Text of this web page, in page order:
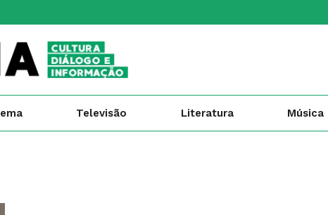
Televisão Literatura Música